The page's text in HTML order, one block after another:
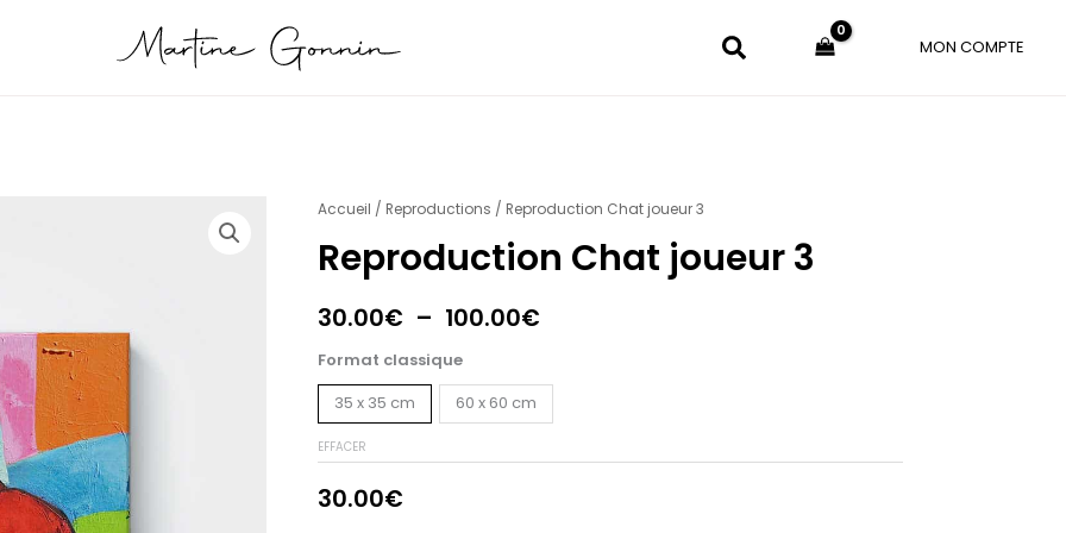
MON COMPTE
Accueil / Reproductions / Reproduction Chat joueur 3
Reproduction Chat joueur 3
30.00€ – 100.00€
Plage
de
à
100.00€
Format classique
35 x 35 cm
60 x 60 cm
EFFACER
30.00€
quantité
Reproduction
joueur
3